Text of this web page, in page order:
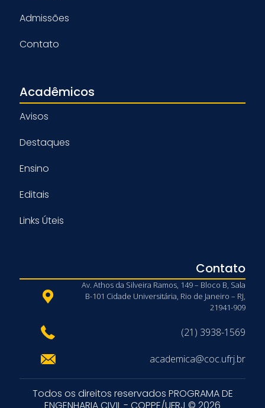
Admissões
Contato
Acadêmicos
Avisos
Destaques
Ensino
Editais
Links Úteis
Contato
Av. Athos da Silveira Ramos, 149 – Bloco B, Sala
B-101 Cidade Universitária, Rio de Janeiro – RJ,
21941-909
(21) 3938-1569
academica@coc.ufrj.br
Todos os direitos reservados PROGRAMA DE